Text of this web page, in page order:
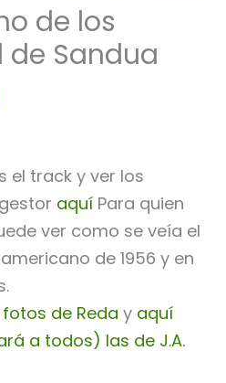
de los
de Sandua
el track y ver los
aquí Para quien
ver como se veía el
de 1956 y en
fotos de Reda y aquí
a todos) las de J.A.